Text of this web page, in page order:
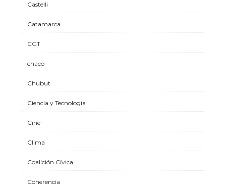
Castelli
Catamarca
CGT
chaco
Chubut
Ciencia y Tecnología
Cine
Clima
Coalición Cívica
Coherencia